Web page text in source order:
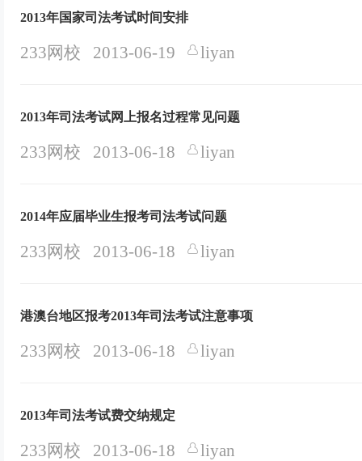
2013年国家司法考试时间安排
233网校 2013-06-19 liyan
2013年司法考试网上报名过程常见问题
233网校 2013-06-18 liyan
2014年应届毕业生报考司法考试问题
233网校 2013-06-18 liyan
港澳台地区报考2013年司法考试注意事项
233网校 2013-06-18 liyan
2013年司法考试费交纳规定
233网校 2013-06-18 liyan